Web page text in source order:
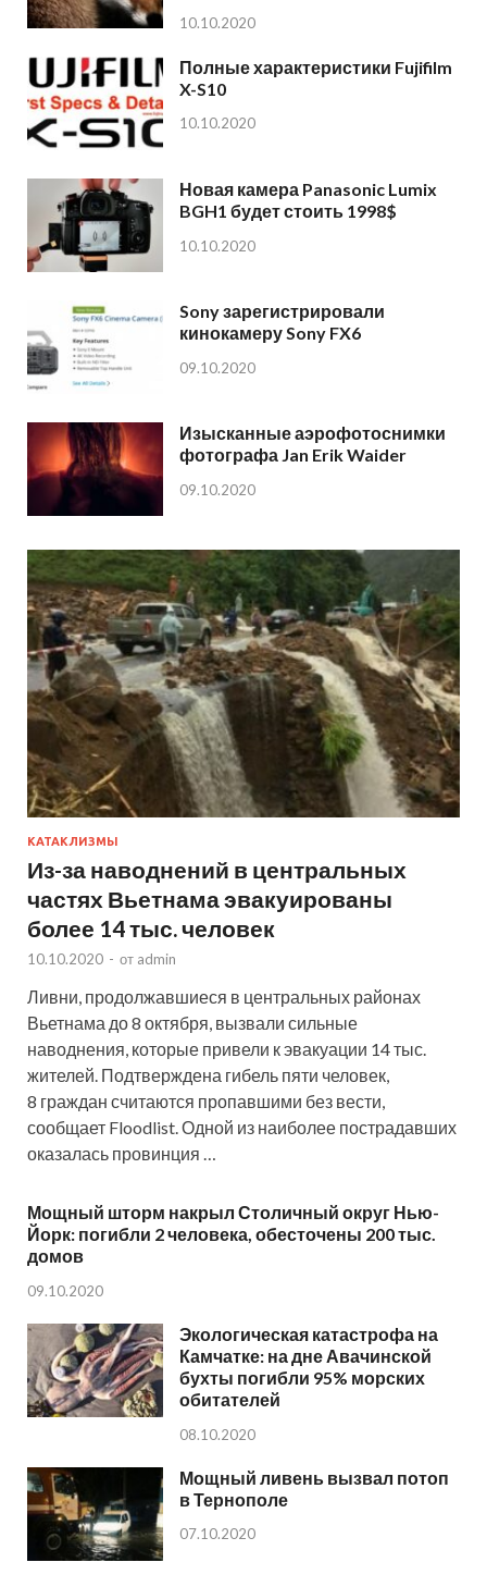
10.10.2020
Полные характеристики Fujifilm
X-S10
10.10.2020
Новая камера Panasonic Lumix
BGH1 будет стоить 1998$
10.10.2020
Sony зарегистрировали
кинокамеру Sony FX6
09.10.2020
Изысканные аэрофотоснимки
фотографа Jan Erik Waider
09.10.2020
КАТАКЛИЗМЫ
Из-за наводнений в центральных
частях Вьетнама эвакуированы
более 14 тыс. человек
10.10.2020 - от admin
Ливни, продолжавшиеся в центральных районах
Вьетнама до 8 октября, вызвали сильные
наводнения, которые привели к эвакуации 14 тыс.
жителей. Подтверждена гибель пяти человек,
8 граждан считаются пропавшими без вести,
сообщает Floodlist. Одной из наиболее пострадавших
оказалась провинция …
Мощный шторм накрыл Столичный округ Нью-
Йорк: погибли 2 человека, обесточены 200 тыс.
домов
09.10.2020
Экологическая катастрофа на
Камчатке: на дне Авачинской
бухты погибли 95% морских
обитателей
08.10.2020
Мощный ливень вызвал потоп
в Тернополе
07.10.2020